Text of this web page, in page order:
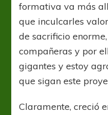
formativa va más
que inculcarles
de sacrificio
compañeras y por
gigantes y estoy
que sigan este
Claramente, creció